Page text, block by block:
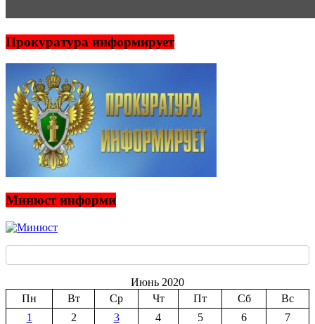
Прокуратура информирует
Минюст информи
Июнь 2020
Пн
Вт Ср Чт Пт Сб
Вс
1
2 3 4 5 6
7